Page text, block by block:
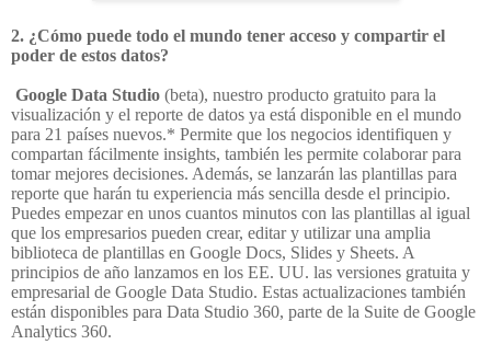
2. ¿Cómo puede todo el mundo tener acceso y compartir el
poder de estos datos?
Google Data Studio (beta), nuestro producto gratuito para la
visualización y el reporte de datos ya está disponible en el mundo
para 21 países nuevos.* Permite que los negocios identifiquen y
compartan fácilmente insights, también les permite colaborar para
tomar mejores decisiones. Además, se lanzarán las plantillas para
reporte que harán tu experiencia más sencilla desde el principio.
Puedes empezar en unos cuantos minutos con las plantillas al igual
que los empresarios pueden crear, editar y utilizar una amplia
biblioteca de plantillas en Google Docs, Slides y Sheets. A
principios de año lanzamos en los EE. UU. las versiones gratuita y
empresarial de Google Data Studio. Estas actualizaciones también
están disponibles para Data Studio 360, parte de la Suite de Google
Analytics 360.